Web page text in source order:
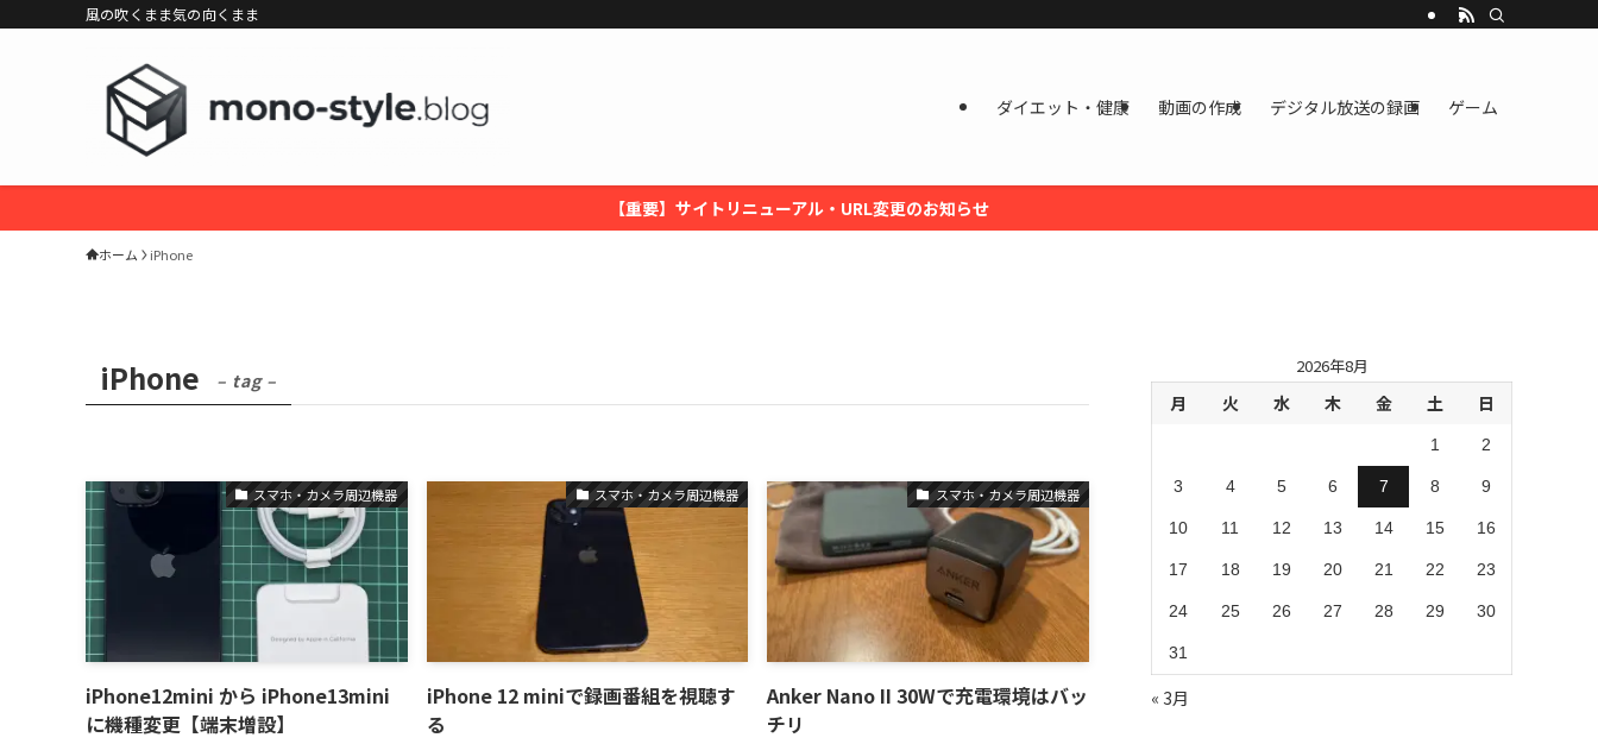
風の吹くまま気の向くまま
ダイエット・健康 動画の作成 デジタル放送の録画 ゲーム
【重要】サイトリニューアル・URL変更のお知らせ
ホーム iPhone
iPhone – tag –
スマホ・カメラ周辺機器
iPhone12mini から iPhone13mini
に機種変更【端末増設】
スマホ・カメラ周辺機器
iPhone 12 miniで録画番組を視聴す
る
スマホ・カメラ周辺機器
Anker Nano II 30Wで充電環境はバッ
チリ
2026年8月
月 火 水 木 金 土 日
1 2
3 4 5 6 7 8 9
10 11 12 13 14 15 16
17 18 19 20 21 22 23
24 25 26 27 28 29 30
31
« 3月